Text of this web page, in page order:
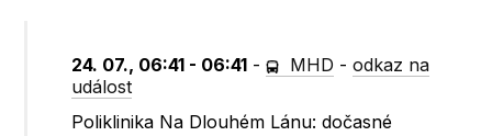
24. 07., 06:41 - 06:41 - MHD -odkaz na
událost
Poliklinika Na Dlouhém Lánu: dočasné